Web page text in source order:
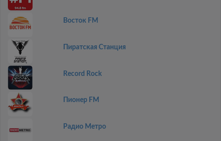
Восток FM
Пиратская Станция
Record Rock
Пионер FM
Радио Метро